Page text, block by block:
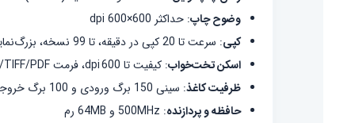
وضوح چاپ: حداکثر 600×600 dpi
کپی: سرعت تا 20 کپی در دقیقه، تا 99 نسخه، بزرگ‌نمایی 25‑400%
اسکن تخت‌خواب: کیفیت تا 600 dpi، فرمت JPG/PNG/TIFF/PDF
ظرفیت کاغذ: سینی 150 برگ ورودی و 100 برگ خروجی
حافظه و پردازنده: 500MHz و 64MB رم